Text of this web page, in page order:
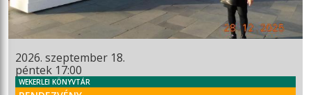
2026. szeptember 18.
péntek 17:00
WEKERLEI KÖNYVTÁR